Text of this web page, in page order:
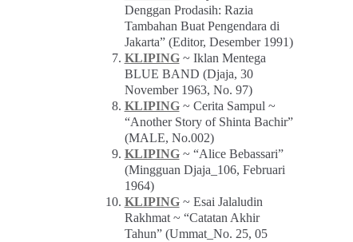
Denggan Prodasih: Razia
Tambahan Buat Pengendara di
Jakarta” (Editor, Desember 1991)
KLIPING~ Iklan Mentega
BLUE BAND (Djaja, 30
November 1963, No. 97)
KLIPING~ Cerita Sampul ~
“Another Story of Shinta Bachir”
(MALE, No.002)
KLIPING~ “Alice Bebassari”
(Mingguan Djaja_106, Februari
1964)
KLIPING~ Esai Jalaludin
Rakhmat ~ “Catatan Akhir
Tahun” (Ummat_No. 25, 05